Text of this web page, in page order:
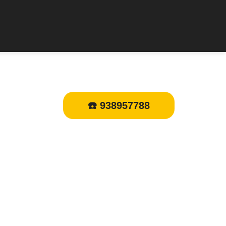
☎️ 938957788